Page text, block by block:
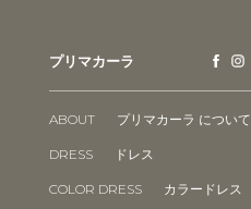
プリマカーラ
ABOUT プリマカーラ について
DRESS ドレス
COLOR DRESS カラードレス